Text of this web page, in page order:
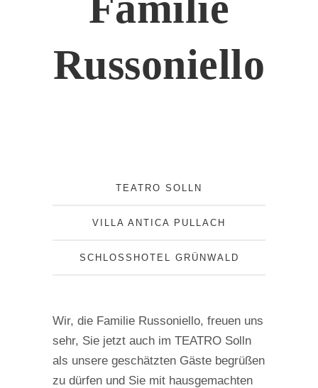
Russoniello
TEATRO SOLLN
VILLA ANTICA PULLACH
SCHLOSSHOTEL GRÜNWALD
Wir, die Familie Russoniello, freuen uns
sehr, Sie jetzt auch im TEATRO Solln
als unsere geschätzten Gäste begrüßen
zu dürfen und Sie mit hausgemachten